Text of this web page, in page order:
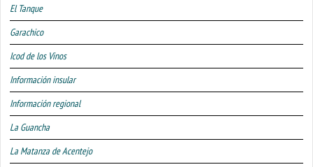
El Tanque
Garachico
Icod de los Vinos
Información insular
Información regional
La Guancha
La Matanza de Acentejo